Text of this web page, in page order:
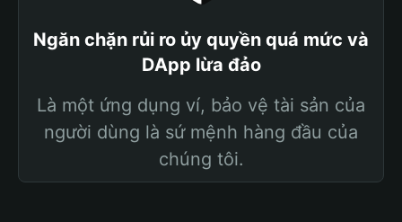
Ngăn chặn rủi ro ủy quyền quá mức và
DApp lừa đảo
Là một ứng dụng ví, bảo vệ tài sản của
người dùng là sứ mệnh hàng đầu của
chúng tôi.